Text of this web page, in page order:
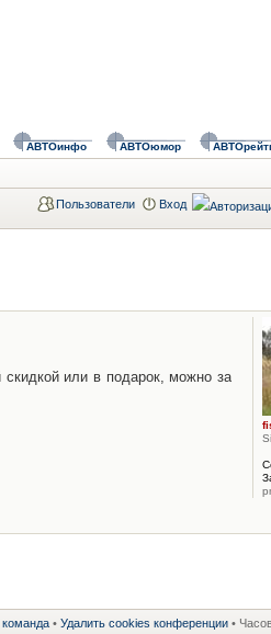
АВТОинфо АВТОюмор
Пользователи Вход
или в подарок, можно за
• Удалить cookies конференции •